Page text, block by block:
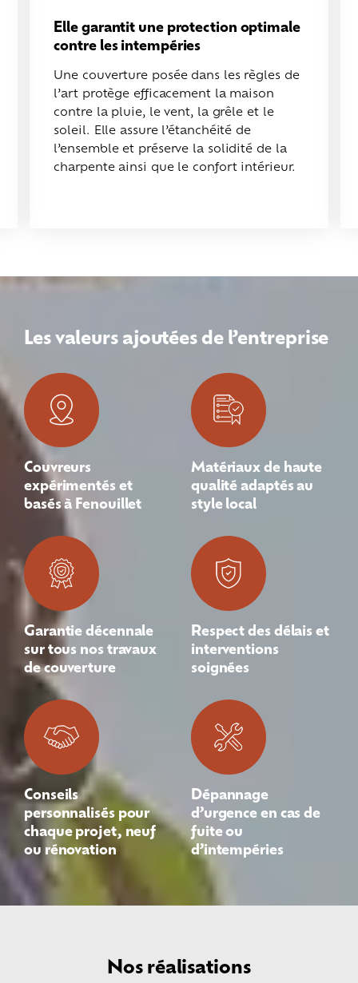
Elle garantit une protection optimale
contre les intempéries
Une couverture posée dans les règles de
l’art protège efficacement la maison
contre la pluie, le vent, la grêle et le
soleil. Elle assure l’étanchéité de
l’ensemble et préserve la solidité de la
charpente ainsi que le confort intérieur.
Les valeurs ajoutées de l’entreprise
Couvreurs
expérimentés et
basés à Fenouillet
Matériaux de haute
qualité adaptés au
style local
Garantie décennale
sur tous nos travaux
de couverture
Respect des délais et
interventions
soignées
Conseils
personnalisés pour
chaque projet, neuf
ou rénovation
Dépannage
d’urgence en cas de
fuite ou
d’intempéries
Nos réalisations